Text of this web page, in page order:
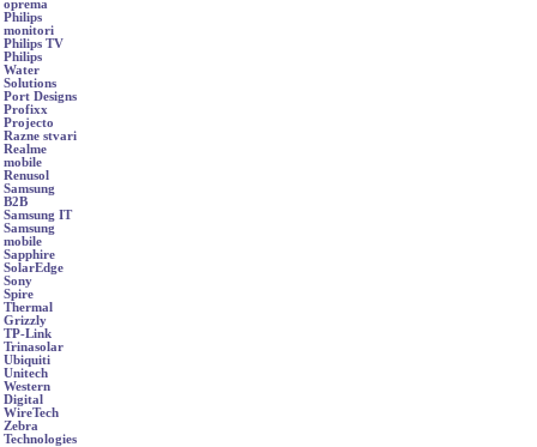
oprema
Philips
monitori
Philips TV
Philips
Water
Solutions
Port Designs
Profixx
Projecto
Razne stvari
Realme
mobile
Renusol
Samsung
B2B
Samsung IT
Samsung
mobile
Sapphire
SolarEdge
Sony
Spire
Thermal
Grizzly
TP-Link
Trinasolar
Ubiquiti
Unitech
Western
Digital
WireTech
Zebra
Technologies